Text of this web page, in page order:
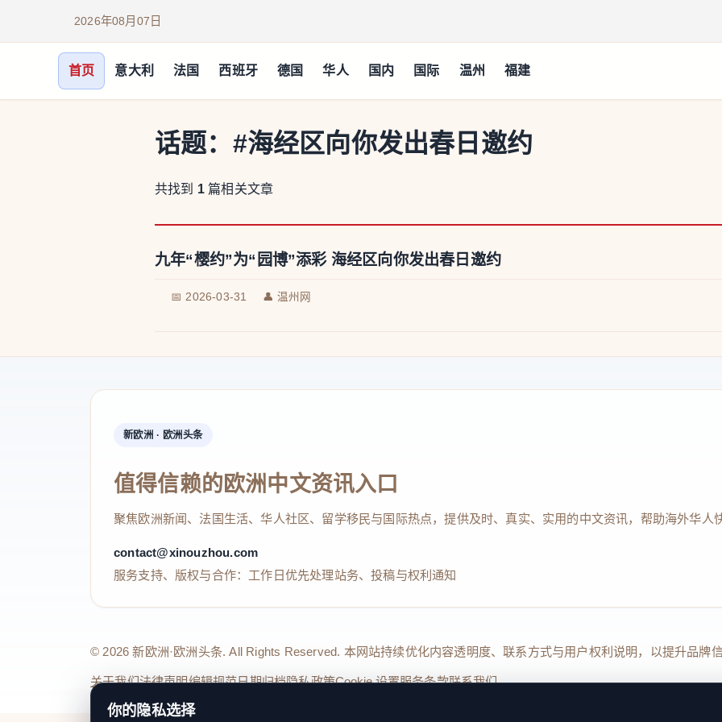
2026年08月07日
首页 意大利 法国 西班牙 德国 华人 国内 国际 温州 福建
话题： #海经区向你发出春日邀约
共找到 1 篇相关文章
九年“樱约”为“园博”添彩 海经区向你发出春日邀约
📅 2026-03-31 👤 温州网
新欧洲 · 欧洲头条
值得信赖的欧洲中文资讯入口
聚焦欧洲新闻、法国生活、华人社区、留学移民与国际热点，提供及时、真实、实用的中文资讯，帮助海外华人
contact@xinouzhou.com
服务支持、版权与合作：工作日优先处理站务、投稿与权利通知
© 2026 新欧洲·欧洲头条. All Rights Reserved. 本网站持续优化内容透明度、联系方式与用户权利说明，以提升品牌
关于我们法律声明编辑规范日期归档隐私政策Cookie 设置服务条款联系我们
你的隐私选择